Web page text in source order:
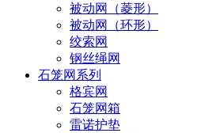
被动网（菱形）
被动网（环形）
绞索网
钢丝绳网
石笼网系列
格宾网
石笼网箱
雷诺护垫